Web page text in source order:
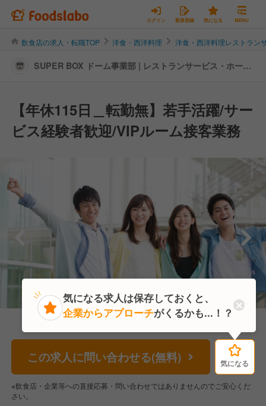
ログイン 新規登録 気になる MENU
飲食店の求人・転職TOP 洋食・西洋料理 洋食・西洋料理レストラン
SUPER BOX ドーム事業部 | レストランサービス・ホール
【年休115日＿転勤無】若手活躍/サー
ビス経験者歓迎/VIPルーム接客業務
この求人に問い合わせる(無料) 気になる
※飲食店・企業等への直接応募・問い合わせではありませんのでご安心くだ
さい。
気になる
気になる求人は保存しておくと、
企業からアプローチがくるかも...！？